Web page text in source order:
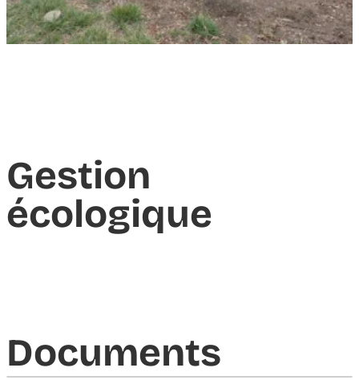
Gestion
écologique
Documents​